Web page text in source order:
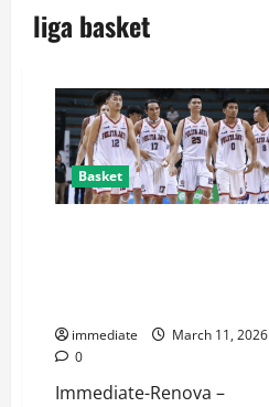
liga basket
Basket
immediate
March 11, 2026
0
Immediate-Renova –